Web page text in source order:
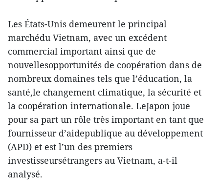
Les États-Unis demeurent le principal
marchédu Vietnam, avec un excédent
commercial important ainsi que de
nouvellesopportunités de coopération dans de
nombreux domaines tels que l’éducation, la
santé,le changement climatique, la sécurité et
la coopération internationale. LeJapon joue
pour sa part un rôle très important en tant que
fournisseur d’aidepublique au développement
(APD) et est l’un des premiers
investisseursétrangers au Vietnam, a-t-il
analysé.